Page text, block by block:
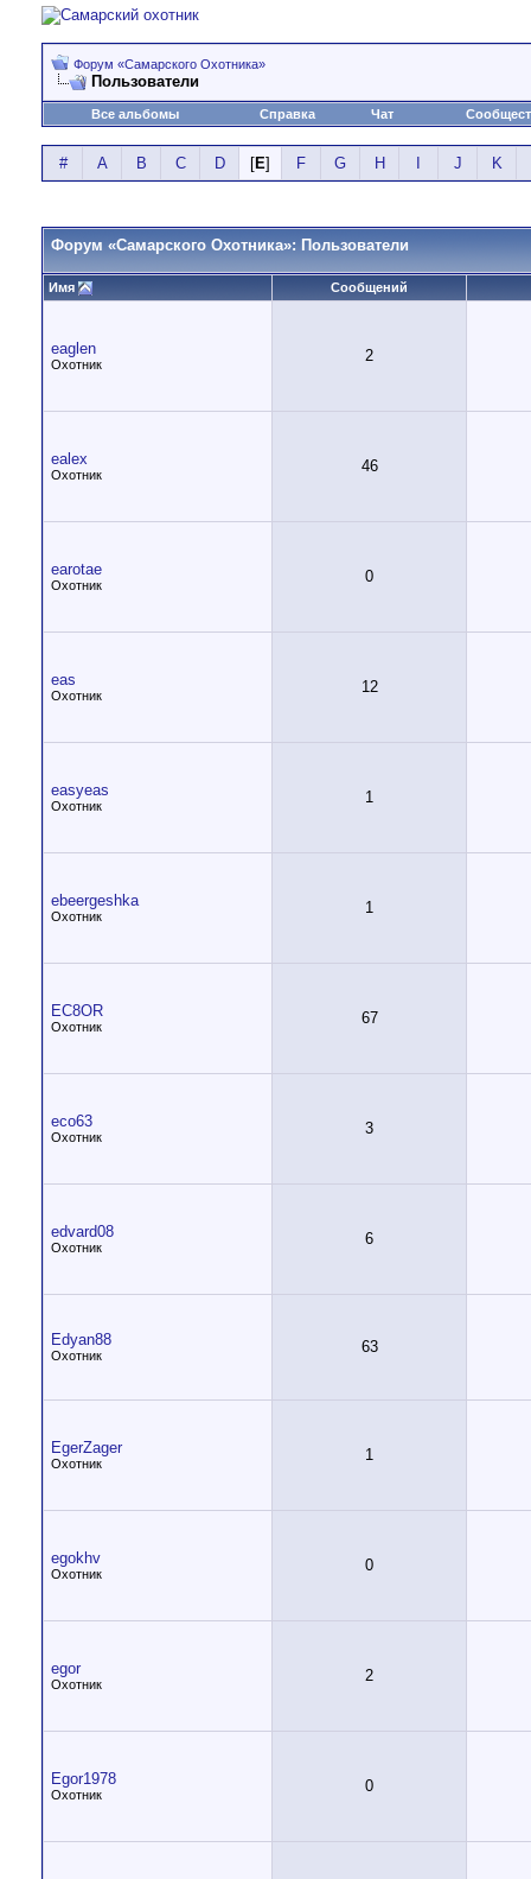
Форум «Самарского Охотника»
Пользователи
Все альбомы Справка Чат
# A B C D [E] F G H J K
Форум «Самарского Охотника»: Пользователи
Имя Сообщений
eaglen
Охотник 2
ealex
Охотник 46
earotae
Охотник 0
eas
Охотник 12
easyeas
Охотник 1
ebeergeshka
Охотник 1
EC8OR
Охотник 67
eco63
Охотник 3
edvard08
Охотник 6
Edyan88
Охотник 63
EgerZager
Охотник 1
egokhv
Охотник 0
egor
Охотник 2
Egor1978
Охотник 0